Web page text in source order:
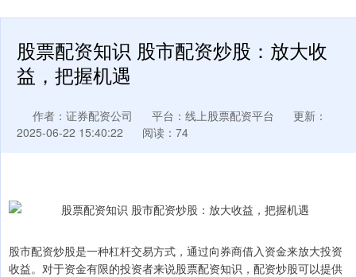
股票配资知识 股市配资炒股：放大收
益，把握机遇
作者：证券配资公司 平台：线上股票配资平台
更新：
2025-06-22 15:40:22
阅读：74
股市配资炒股是一种杠杆交易方式，通过向券商借入资金来放大投资
收益。对于资金有限的投资者来说股票配资知识，配资炒股可以提供